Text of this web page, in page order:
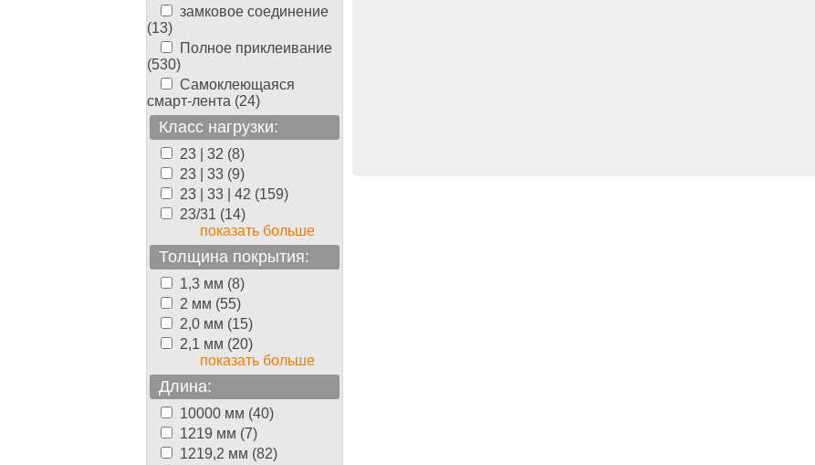
замковое соединение
(13)
Полное приклеивание
(530)
Самоклеющаяся
смарт-лента (24)
Класс нагрузки:
23 | 32 (8)
23 | 33 (9)
23 | 33 | 42 (159)
23/31 (14)
показать больше
Толщина покрытия:
1,3 мм (8)
2 мм (55)
2,0 мм (15)
2,1 мм (20)
показать больше
Длина:
10000 мм (40)
1219 мм (7)
1219,2 мм (82)